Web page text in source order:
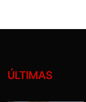
ÚLTIMAS